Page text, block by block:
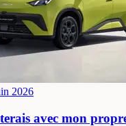
2026
avec mon